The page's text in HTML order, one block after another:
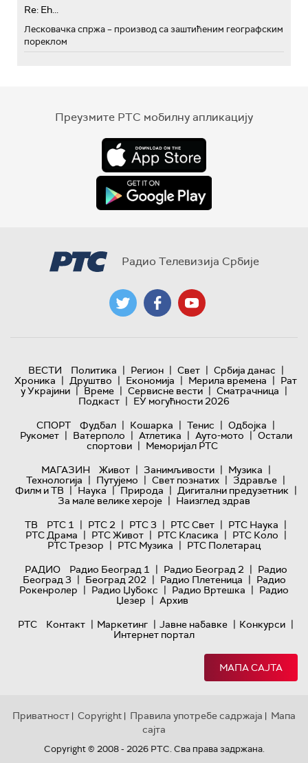
Re: Eh...
Лесковачка спржа – производ са заштићеним географским
пореклом
Преузмите РТС мобилну апликацију
Радио Телевизија Србије
ВЕСТИ Политика | Регион | Свет | Србија данас |
Хроника | Друштво | Економија | Мерила времена | Рат
у Украјини | Време | Сервисне вести | Сматрачница |
Подкаст | ЕУ могућности 2026
СПОРТ
Фудбал | Кошарка | Тенис | Одбојка |
Рукомет | Ватерполо | Атлетика | Ауто-мото | Остали
спортови | Меморијал РТС
МАГАЗИН
Живот | Занимљивости | Музика |
Технологијa | Путујемо | Свет познатих | Здравље |
Филм и ТВ | Наука | Природа | Дигитални предузетник |
За мале велике хероје | Наизглед здрав
ТВ
РТС 1 | РТС 2 | РТС 3 | РТС Свет | РТС Наука |
РТС Драма | РТС Живот | РТС Класика | РТС Коло |
РТС Трезор | РТС Музика | РТС Полетарац
РАДИО
Радио Београд 1 | Радио Београд 2 | Радио
Београд 3 | Београд 202 | Радио Плетеница | Радио
Рокенролер | Радио Џубокс | Радио Вртешка | Радио
Џезер | Архив
РТС
Контакт | Маркетинг | Јавне набавке | Конкурси |
Интернет портал
МАПА САЈТА
Приватност | Copyright | Правила употребе садржаја | Мапа
сајта
Copyright © 2008 - 2026 РТС. Сва права задржана.